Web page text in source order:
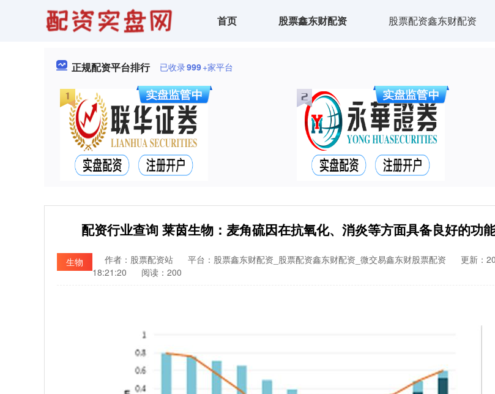
首页 股票鑫东财配资 股票配资鑫东财配资
正规配资平台排行 已收录999+家平台
配资行业查询 莱茵生物：麦角硫因在抗氧化、消炎等方面具备良好的功
生物 作者：股票配资站 平台：股票鑫东财配资_股票配资鑫东财配资_微交易鑫东财股票配资
更新：
18:21:20
阅读：200